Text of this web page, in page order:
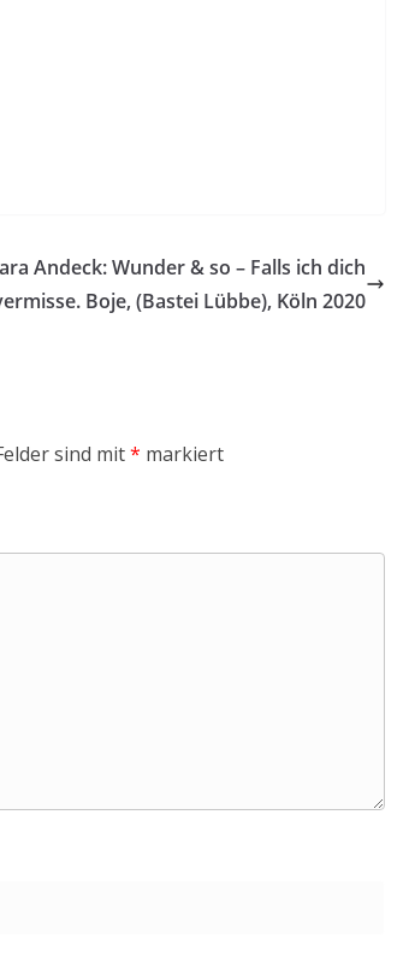
Andeck: Wunder & so – Falls ich dich
Boje, (Bastei Lübbe), Köln 2020
sind mit* markiert